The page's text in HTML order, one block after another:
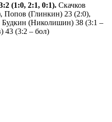
(1:0, 2:1, 0:1). Скачков
Попов (Глинкин) 23 (2:0),
(Николишин) 38 (3:1 –
43 (3:2 – бол)